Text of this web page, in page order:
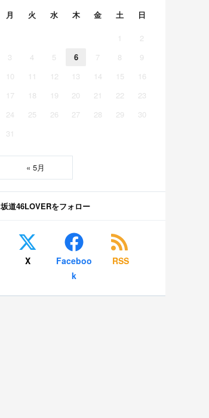
月 火 水 木 金 土 日
1
2
3
4 5 6 7 8
9
10
11 12 13 14 15
16
17
18 19 20 21 22
23
24
25 26 27 28 29
30
31
« 5月
坂道46LOVERをフォロー
X
Faceboo
k
RSS